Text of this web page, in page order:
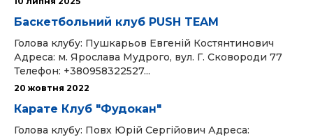
Баскетбольний клуб PUSH TEAM
Голова клубу: Пушкарьов Евгеній Костянтинович
Адреса: м. Ярослава Мудрого, вул. Г. Сковороди 77
Телефон: +380958322527...
20 жовтня 2022
Карате Клуб "Фудокан"
Голова клубу: Повх Юрій Сергійович Адреса: